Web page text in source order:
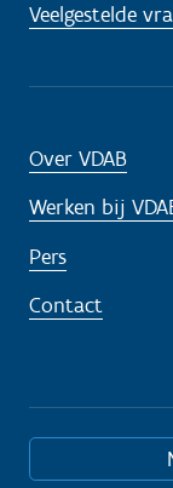
Veelgestelde
Over VDAB
Werken bij
Pers
Contact